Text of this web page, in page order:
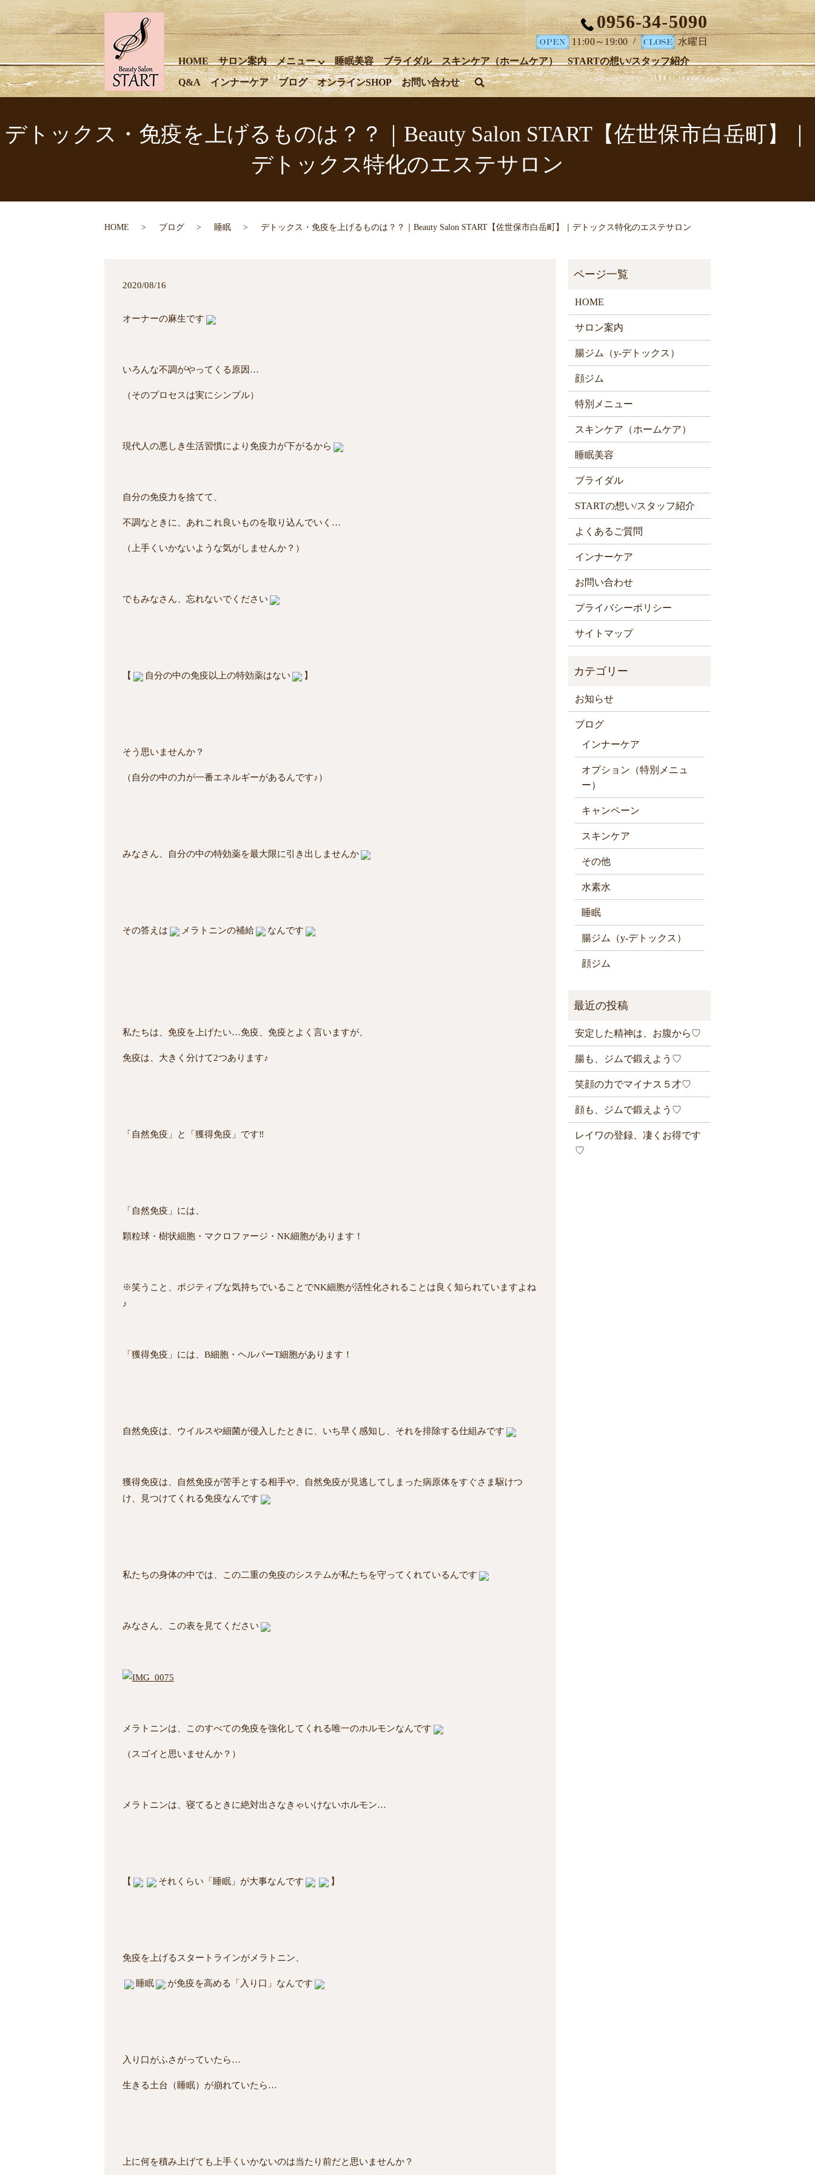
HOME サロン案内 メニュー 睡眠美容 ブライダル スキンケア（ホームケア） STARTの想い/スタッフ紹介
Q&A インナーケア ブログ オンラインSHOP お問い合わせ search
0956-34-5090
11:00～19:00/ 水曜日
デトックス・免疫を上げるものは？？｜Beauty Salon START【佐世保市白岳町】｜
デトックス特化のエステサロン
HOME ブログ 睡眠 デトックス・免疫を上げるものは？？｜Beauty Salon START【佐世保市白岳町】｜デトックス特化のエステサロン
2020/08/16
オーナーの麻生です
いろんな不調がやってくる原因…
（そのプロセスは実にシンプル）
現代人の悪しき生活習慣により免疫力が下がるから
自分の免疫力を捨てて、
不調なときに、あれこれ良いものを取り込んでいく…
（上手くいかないような気がしませんか？）
でもみなさん、忘れないでください
【 自分の中の免疫以上の特効薬はない 】
そう思いませんか？
（自分の中の力が一番エネルギーがあるんです♪）
みなさん、自分の中の特効薬を最大限に引き出しませんか
その答えは メラトニンの補給 なんです
私たちは、免疫を上げたい…免疫、免疫とよく言いますが、
免疫は、大きく分けて2つあります♪
「自然免疫」と「獲得免疫」です‼
「自然免疫」には、
顆粒球・樹状細胞・マクロファージ・NK細胞があります！
※笑うこと、ポジティブな気持ちでいることでNK細胞が活性化されることは良く知られていますよね
♪
「獲得免疫」には、B細胞・ヘルパーT細胞があります！
自然免疫は、ウイルスや細菌が侵入したときに、いち早く感知し、それを排除する仕組みです
獲得免疫は、自然免疫が苦手とする相手や、自然免疫が見逃してしまった病原体をすぐさま駆けつ
け、見つけてくれる免疫なんです
私たちの身体の中では、この二重の免疫のシステムが私たちを守ってくれているんです
みなさん、この表を見てください
メラトニンは、このすべての免疫を強化してくれる唯一のホルモンなんです
（スゴイと思いませんか？）
メラトニンは、寝てるときに絶対出さなきゃいけないホルモン…
【 それくらい「睡眠」が大事なんです 】
免疫を上げるスタートラインがメラトニン、
睡眠 が免疫を高める「入り口」なんです
入り口がふさがっていたら…
生きる土台（睡眠）が崩れていたら…
上に何を積み上げても上手くいかないのは当たり前だと思いませんか？
HOME
サロン案内
腸ジム（y-デトックス）
顔ジム
特別メニュー
スキンケア（ホームケア）
睡眠美容
ブライダル
STARTの想い/スタッフ紹介
よくあるご質問
インナーケア
お問い合わせ
プライバシーポリシー
サイトマップ
お知らせ
ブログ
インナーケア
オプション（特別メニュ
ー）
キャンペーン
スキンケア
その他
水素水
睡眠
腸ジム（y-デトックス）
顔ジム
安定した精神は、お腹から♡
腸も、ジムで鍛えよう♡
笑顔の力でマイナス５才♡
顔も、ジムで鍛えよう♡
レイワの登録、凄くお得です
♡